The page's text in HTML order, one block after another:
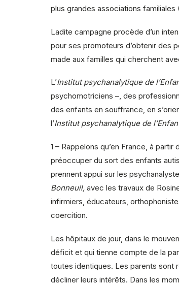
plus grandes associations familiales
Ladite campagne procède d’un
pour ses promoteurs d’obtenir des
made aux familles qui cherchent
L’Institut psychanalytique de
psychomotriciens –, des
des enfants en souffrance, en
l’Institut psychanalytique de
1 – Rappelons qu’en France, à
préoccuper du sort des enfants
prennent appui sur les
Bonneuil, avec les travaux de
infirmiers, éducateurs,
coercition.
Les hôpitaux de jour, dans le
déficit et qui tienne compte de la
toutes identiques. Les parents sont
décliner leurs intérêts. Dans les